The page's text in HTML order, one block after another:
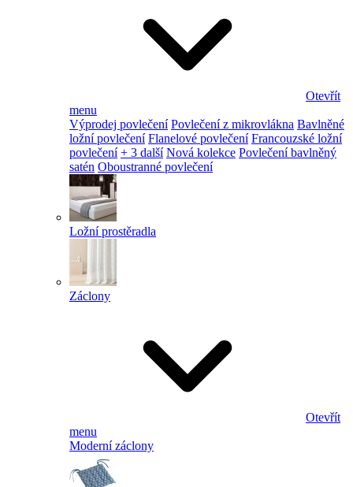
Otevřít
menu
Výprodej povlečení Povlečení z mikrovlákna Bavlněné
ložní povlečení Flanelové povlečení Francouzské ložní
povlečení + 3 další Nová kolekce Povlečení bavlněný
satén Oboustranné povlečení
Ložní prostěradla
Záclony
Otevřít
menu
Moderní záclony